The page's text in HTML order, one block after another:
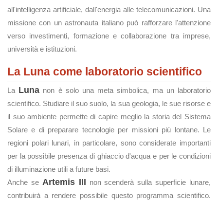
all'intelligenza artificiale, dall'energia alle telecomunicazioni. Una
missione con un astronauta italiano può rafforzare l'attenzione
verso investimenti, formazione e collaborazione tra imprese,
università e istituzioni.
La Luna come laboratorio scientifico
La Luna non è solo una meta simbolica, ma un laboratorio
scientifico. Studiare il suo suolo, la sua geologia, le sue risorse e
il suo ambiente permette di capire meglio la storia del Sistema
Solare e di preparare tecnologie per missioni più lontane. Le
regioni polari lunari, in particolare, sono considerate importanti
per la possibile presenza di ghiaccio d'acqua e per le condizioni
di illuminazione utili a future basi.
Anche se Artemis III non scenderà sulla superficie lunare,
contribuirà a rendere possibile questo programma scientifico.